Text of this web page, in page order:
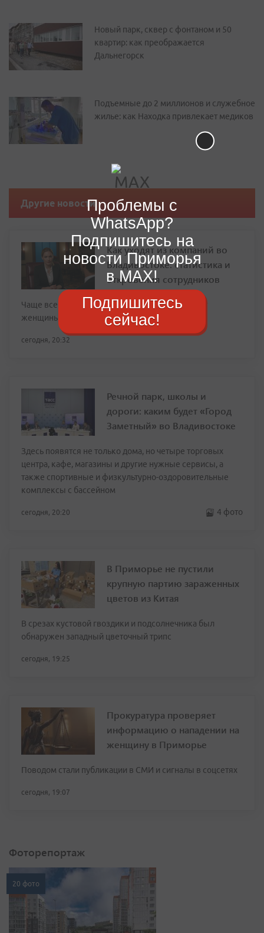
Новый парк, сквер с фонтаном и 50
квартир: как преображается
Дальнегорск
Подъемные до 2 миллионов и служебное
жилье: как Находка привлекает медиков
Другие новости
Как уходят из компаний во
Владивостоке: статистика и
откровения сотрудников
Чаще всего о планах уволиться заранее говорят
женщины
сегодня, 20:32
Речной парк, школы и
дороги: каким будет «Город
Заметный» во Владивостоке
Здесь появятся не только дома, но четыре торговых
центра, кафе, магазины и другие нужные сервисы, а
также спортивные и физкультурно-оздоровительные
комплексы с бассейном
сегодня, 20:20 4 фото
В Приморье не пустили
крупную партию зараженных
цветов из Китая
В срезах кустовой гвоздики и подсолнечника был
обнаружен западный цветочный трипс
сегодня, 19:25
Прокуратура проверяет
информацию о нападении на
женщину в Приморье
Поводом стали публикации в СМИ и сигналы в соцсетях
сегодня, 19:07
Фоторепортаж
20 фото
Проблемы с
WhatsApp?
Подпишитесь на
новости Приморья
в MAX!
Подпишитесь
сейчас!